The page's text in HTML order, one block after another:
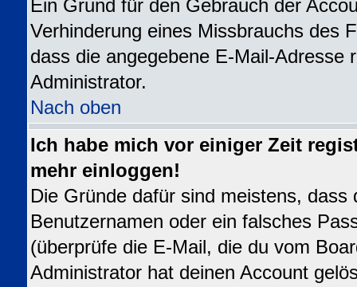
Ein Grund für den Gebrauch der
Verhinderung eines Missbrauchs des
dass die angegebene E-Mail-Adresse
Administrator.
Nach oben
Ich habe mich vor einiger Zeit
mehr einloggen!
Die Gründe dafür sind meistens, dass
Benutzernamen oder ein falsches
(überprüfe die E-Mail, die du vom
Administrator hat deinen Account